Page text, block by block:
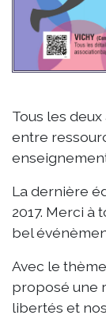
Tous les
entre
La dernière
2017. Merci à
bel
Avec le
proposé une
libertés et